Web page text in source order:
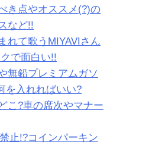
き点やオススメ(?)の
など!!
れて歌うMIYAVIさん
で面白い!!
無鉛プレミアムガソ
を入れればいい?
こ?車の席次やマナー
止!?コインパーキン